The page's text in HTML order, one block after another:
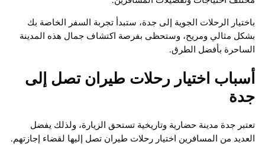
باختيار الرحلات الجوية إلى جدة، ستبدأ تجربة السفر الخاصة بك
بشكل مثالي ومريح، وستحظى بفرصة اكتشاف جمال هذه المدينة
الساحرة بأفضل الطرق.
أسباب اختيار رحلات طيران تصل إلى
جدة
تعتبر جدة مدينة حضارية وتاريخية تستحق الزيارة، ولذلك يفضل
العديد من المسافرين اختيار رحلات طيران تصل إليها لقضاء إجازتهم.